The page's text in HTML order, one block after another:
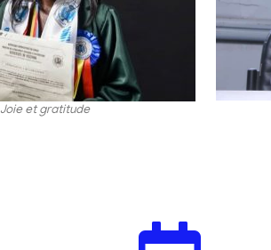
Joie et gratitude